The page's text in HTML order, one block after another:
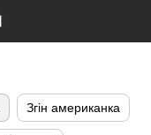
Згін американка